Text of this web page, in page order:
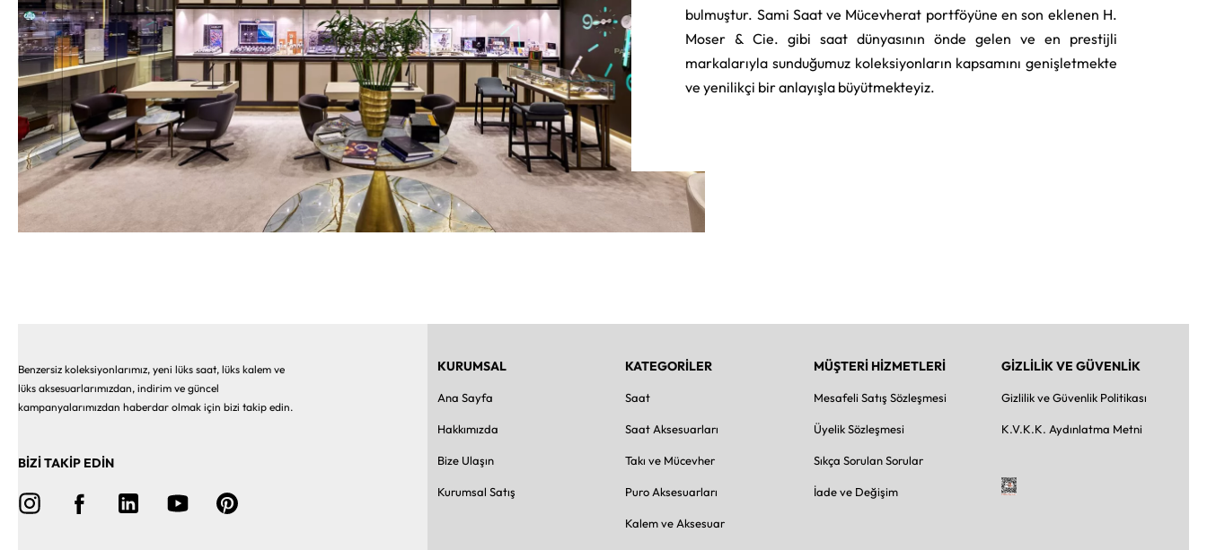
bulmuştur. Sami Saat ve Mücevherat portföyüne en son eklenen H.
Moser & Cie. gibi saat dünyasının önde gelen ve en prestijli
markalarıyla sunduğumuz koleksiyonların kapsamını genişletmekte
ve yenilikçi bir anlayışla büyütmekteyiz.
Benzersiz koleksiyonlarımız, yeni lüks saat, lüks kalem ve
lüks aksesuarlarımızdan, indirim ve güncel
kampanyalarımızdan haberdar olmak için bizi takip edin.
BİZİ TAKİP EDİN
KURUMSAL
Ana Sayfa
Hakkımızda
Bize Ulaşın
Kurumsal Satış
KATEGORİLER
Saat
Saat Aksesuarları
Takı ve Mücevher
Puro Aksesuarları
Kalem ve Aksesuar
MÜŞTERİ HİZMETLERİ
Mesafeli Satış Sözleşmesi
Üyelik Sözleşmesi
Sıkça Sorulan Sorular
İade ve Değişim
GİZLİLİK VE GÜVENLİK
Gizlilik ve Güvenlik Politikası
K.V.K.K. Aydınlatma Metni